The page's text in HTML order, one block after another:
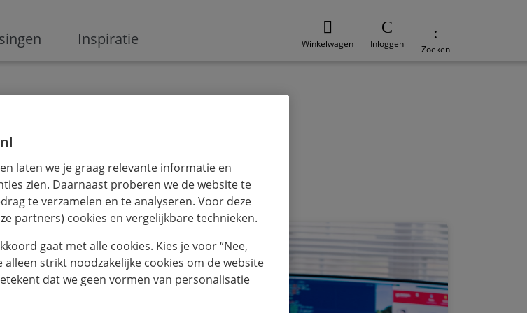
Inspiratie Winkelwagen Inloggen Zoeken
laten we je graag relevante informatie en
zien. Daarnaast proberen we de website te
te verzamelen en te analyseren. Voor deze
partners) cookies en vergelijkbare technieken.
gaat met alle cookies. Kies je voor “Nee,
alleen strikt noodzakelijke cookies om de website
dat we geen vormen van personalisatie